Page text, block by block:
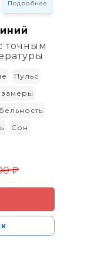
Подробнее
точным
Пульс
Сон
₽